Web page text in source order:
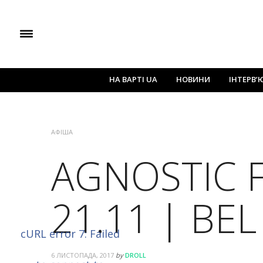
НА ВАРТІ UA НОВИНИ
АФІША
AGNOSTIC
21.11 | BEL
6 ЛИСТОПАДА, 2017 by DROLL
cURL error 7: Failed